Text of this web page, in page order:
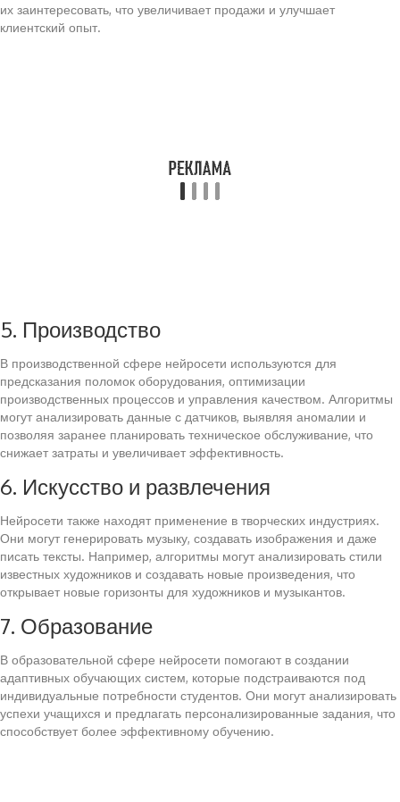
их заинтересовать, что увеличивает продажи и улучшает
клиентский опыт.
5. Производство
В производственной сфере нейросети используются для
предсказания поломок оборудования, оптимизации
производственных процессов и управления качеством. Алгоритмы
могут анализировать данные с датчиков, выявляя аномалии и
позволяя заранее планировать техническое обслуживание, что
снижает затраты и увеличивает эффективность.
6. Искусство и развлечения
Нейросети также находят применение в творческих индустриях.
Они могут генерировать музыку, создавать изображения и даже
писать тексты. Например, алгоритмы могут анализировать стили
известных художников и создавать новые произведения, что
открывает новые горизонты для художников и музыкантов.
7. Образование
В образовательной сфере нейросети помогают в создании
адаптивных обучающих систем, которые подстраиваются под
индивидуальные потребности студентов. Они могут анализировать
успехи учащихся и предлагать персонализированные задания, что
способствует более эффективному обучению.